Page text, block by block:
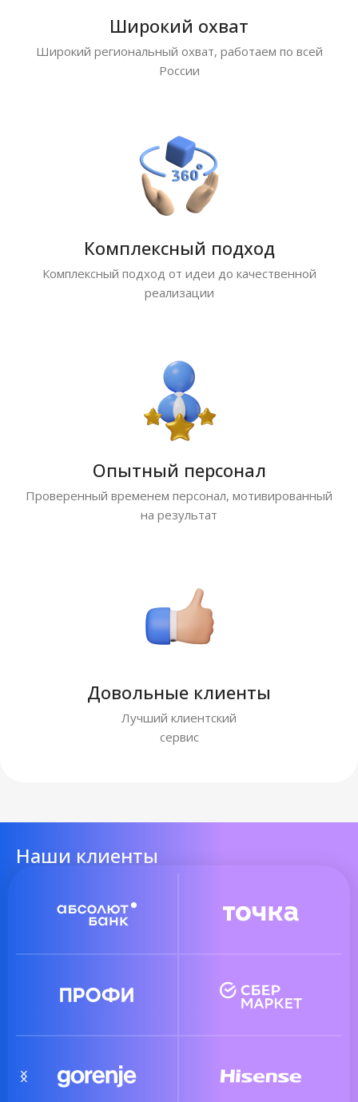
Широкий охват
Широкий региональный охват, работаем по всей
России
Комплексный подход
Комплексный подход от идеи до качественной
реализации
Опытный персонал
Проверенный временем персонал, мотивированный
на результат
Довольные клиенты
Лучший клиентский
сервис
Наши клиенты